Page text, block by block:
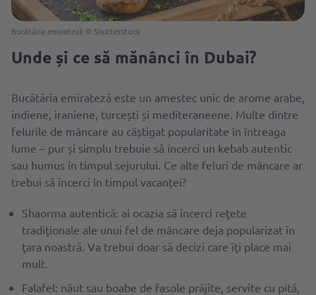
Bucătăria emirateză © Shutterstock
Unde și ce să mănânci în Dubai?
Bucătăria emirateză este un amestec unic de arome arabe,
indiene, iraniene, turcești și mediteraneene. Multe dintre
felurile de mâncare au câștigat popularitate în întreaga
lume – pur și simplu trebuie să încerci un kebab autentic
sau humus în timpul sejurului. Ce alte feluri de mâncare ar
trebui să ȋncerci în timpul vacanței?
Shaorma autentică: ai ocazia să ȋncerci reţete
tradiţionale ale unui fel de mâncare deja popularizat ȋn
ţara noastră. Va trebui doar să decizi care ȋţi place mai
mult.
Falafel: năut sau boabe de fasole prăjite, servite cu pită,